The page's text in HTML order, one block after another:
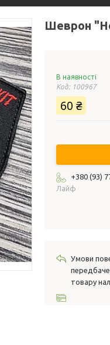
Шеврон
В наявності
Код: 100967
60 ₴
+380 (93)
Лайф
товару